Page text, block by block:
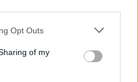
uses one or more Google
behaviour. You may click to
and its third-party tags to
purposes in below Google
Opt Outs
of my